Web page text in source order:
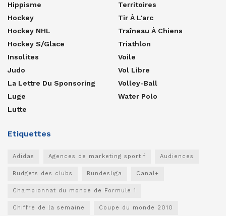
Hippisme
Hockey
Hockey NHL
Hockey S/glace
Insolites
Judo
La Lettre Du Sponsoring
Luge
Lutte
Territoires
Tir À L'arc
Traîneau À Chiens
Triathlon
Voile
Vol Libre
Volley-Ball
Water Polo
Etiquettes
Adidas Agences de marketing sportif Audiences
Budgets des clubs Bundesliga Canal+
Championnat du monde de Formule 1
Chiffre de la semaine Coupe du monde 2010